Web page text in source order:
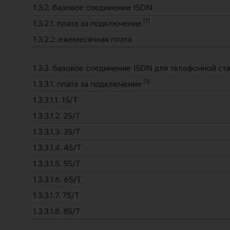
1.3.2. базовое соединение ISDN
1.3.2.1. плата за подключение (1 )
1.3.2.2. ежемесячная плата
1.3.3. базовое соединение ISDN для телефонной
1.3.3.1. плата за подключение (1 )
1.3.3.1.1. 1S/T
1.3.3.1.2. 2S/T
1.3.3.1.3. 3S/T
1.3.3.1.4. 4S/T
1.3.3.1.5. 5S/T
1.3.3.1.6. 6S/T
1.3.3.1.7. 7S/T
1.3.3.1.8. 8S/T